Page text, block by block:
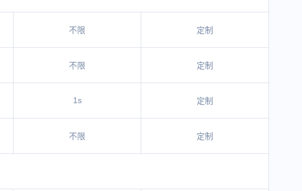
不限 定制
不限 定制
1s 定制
不限 定制